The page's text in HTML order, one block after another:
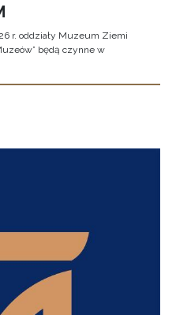
r. oddziały Muzeum Ziemi
będą czynne w